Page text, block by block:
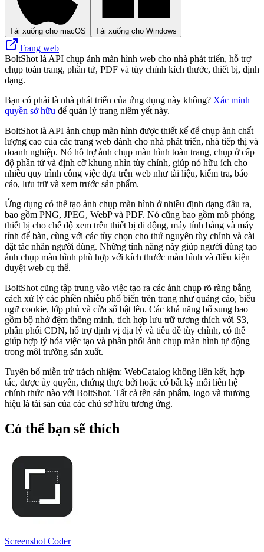
Tải xuống cho macOS Tải xuống cho Windows
Trang web
BoltShot là API chụp ảnh màn hình web cho nhà phát triển, hỗ trợ
chụp toàn trang, phần tử, PDF và tùy chỉnh kích thước, thiết bị, định
dạng.
Bạn có phải là nhà phát triển của ứng dụng này không? Xác minh
quyền sở hữu để quản lý trang niêm yết này.
BoltShot là API ảnh chụp màn hình được thiết kế để chụp ảnh chất
lượng cao của các trang web dành cho nhà phát triển, nhà tiếp thị và
doanh nghiệp. Nó hỗ trợ ảnh chụp màn hình toàn trang, chụp ở cấp
độ phần tử và định cỡ khung nhìn tùy chỉnh, giúp nó hữu ích cho
nhiều quy trình công việc dựa trên web như tài liệu, kiểm tra, báo
cáo, lưu trữ và xem trước sản phẩm.
Ứng dụng có thể tạo ảnh chụp màn hình ở nhiều định dạng đầu ra,
bao gồm PNG, JPEG, WebP và PDF. Nó cũng bao gồm mô phỏng
thiết bị cho chế độ xem trên thiết bị di động, máy tính bảng và máy
tính để bàn, cùng với các tùy chọn cho thứ nguyên tùy chỉnh và cài
đặt tác nhân người dùng. Những tính năng này giúp người dùng tạo
ảnh chụp màn hình phù hợp với kích thước màn hình và điều kiện
duyệt web cụ thể.
BoltShot cũng tập trung vào việc tạo ra các ảnh chụp rõ ràng bằng
cách xử lý các phiền nhiễu phổ biến trên trang như quảng cáo, biểu
ngữ cookie, lớp phủ và cửa sổ bật lên. Các khả năng bổ sung bao
gồm bộ nhớ đệm thông minh, tích hợp lưu trữ tương thích với S3,
phân phối CDN, hỗ trợ định vị địa lý và tiêu đề tùy chỉnh, có thể
giúp hợp lý hóa việc tạo và phân phối ảnh chụp màn hình tự động
trong môi trường sản xuất.
Tuyên bố miễn trừ trách nhiệm: WebCatalog không liên kết, hợp
tác, được ủy quyền, chứng thực bởi hoặc có bất kỳ mối liên hệ
chính thức nào với BoltShot. Tất cả tên sản phẩm, logo và thương
hiệu là tài sản của các chủ sở hữu tương ứng.
Có thể bạn sẽ thích
Screenshot Coder